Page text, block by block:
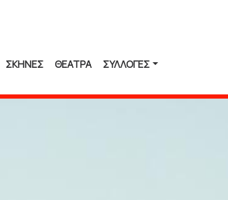
ΣΚΗΝΕΣ ΘΕΑΤΡΑ ΣΥΛΛΟΓΈΣ